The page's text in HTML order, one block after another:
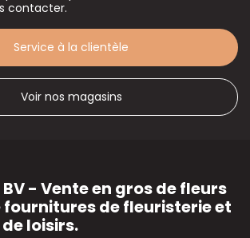
contacter.
Service à la clientèle
Voir nos magasins
BV - Vente en gros de fleurs
fournitures de fleuristerie et
loisirs.